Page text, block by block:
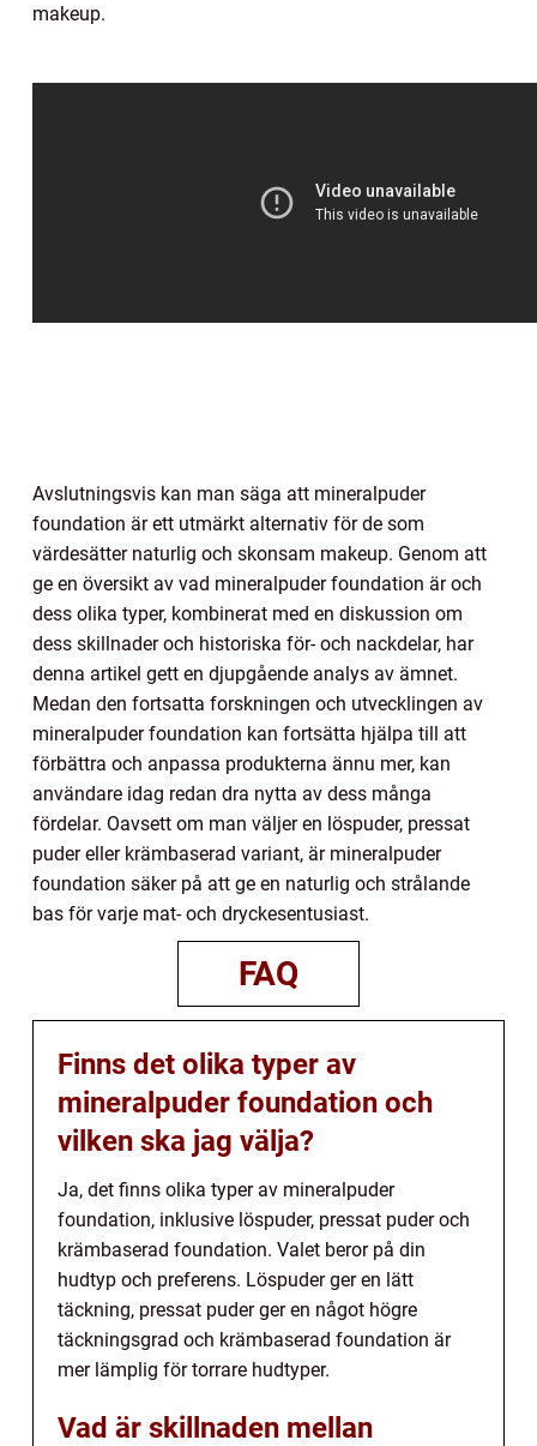
makeup.
Avslutningsvis kan man säga att mineralpuder
foundation är ett utmärkt alternativ för de som
värdesätter naturlig och skonsam makeup. Genom att
ge en översikt av vad mineralpuder foundation är och
dess olika typer, kombinerat med en diskussion om
dess skillnader och historiska för- och nackdelar, har
denna artikel gett en djupgående analys av ämnet.
Medan den fortsatta forskningen och utvecklingen av
mineralpuder foundation kan fortsätta hjälpa till att
förbättra och anpassa produkterna ännu mer, kan
användare idag redan dra nytta av dess många
fördelar. Oavsett om man väljer en löspuder, pressat
puder eller krämbaserad variant, är mineralpuder
foundation säker på att ge en naturlig och strålande
bas för varje mat- och dryckesentusiast.
FAQ
Finns det olika typer av
mineralpuder foundation och
vilken ska jag välja?
Ja, det finns olika typer av mineralpuder
foundation, inklusive löspuder, pressat puder och
krämbaserad foundation. Valet beror på din
hudtyp och preferens. Löspuder ger en lätt
täckning, pressat puder ger en något högre
täckningsgrad och krämbaserad foundation är
mer lämplig för torrare hudtyper.
Vad är skillnaden mellan